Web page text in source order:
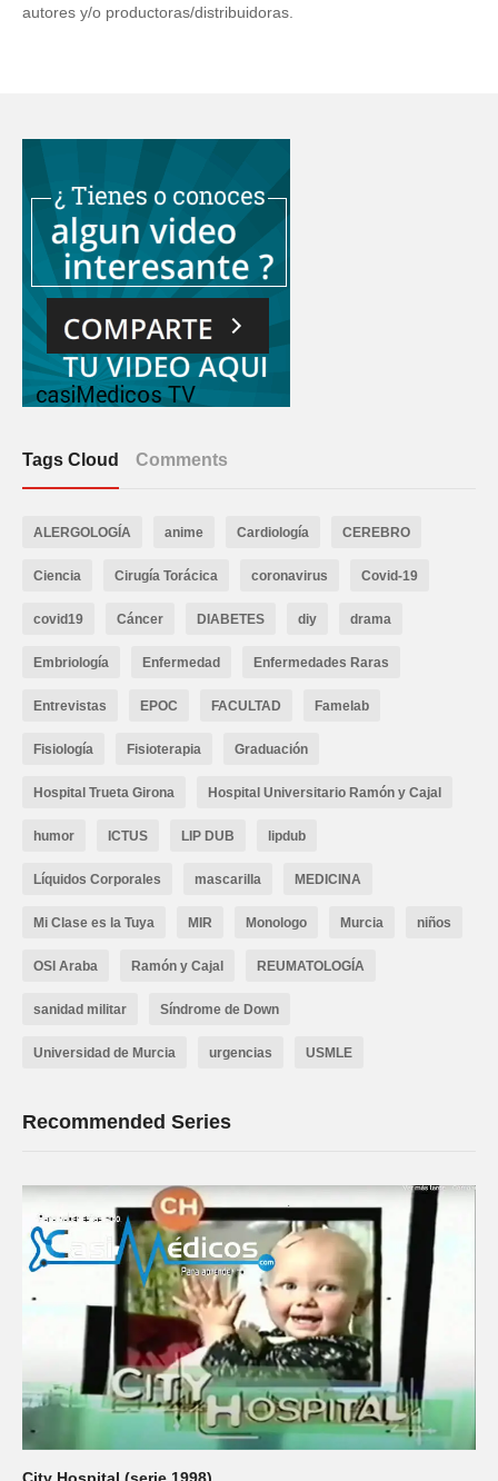
autores y/o productoras/distribuidoras.
Tags Cloud Comments
ALERGOLOGÍA anime Cardiología CEREBRO
Ciencia Cirugía Torácica coronavirus Covid-19
covid19 Cáncer DIABETES diy drama
Embriología Enfermedad Enfermedades Raras
Entrevistas EPOC FACULTAD Famelab
Fisiología Fisioterapia Graduación
Hospital Trueta Girona Hospital Universitario Ramón y Cajal
humor ICTUS LIP DUB lipdub
Líquidos Corporales mascarilla MEDICINA
Mi Clase es la Tuya MIR Monologo Murcia niños
OSI Araba Ramón y Cajal REUMATOLOGÍA
sanidad militar Síndrome de Down
Universidad de Murcia urgencias USMLE
Recommended Series
City Hospital (serie 1998)